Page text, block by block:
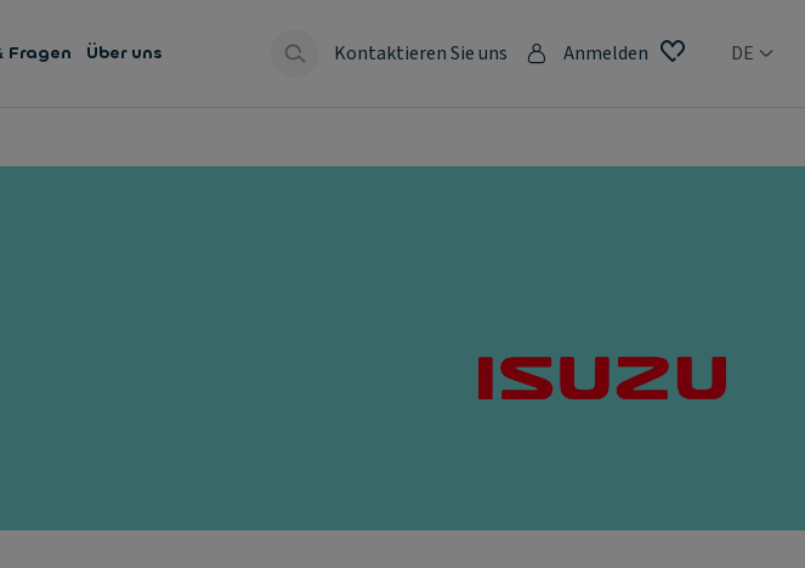
Fragen Über uns Kontaktieren Sie uns Anmelden DE